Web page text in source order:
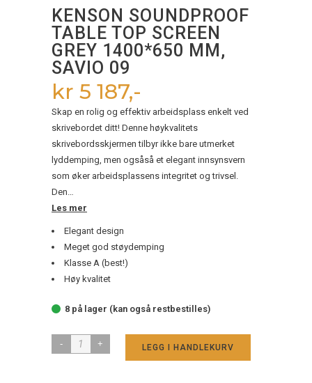
KENSON SOUNDPROOF
TABLE TOP SCREEN
GREY 1400*650 MM,
SAVIO 09
kr 5 187,-
Skap en rolig og effektiv arbeidsplass enkelt ved
skrivebordet ditt! Denne høykvalitets
skrivebordsskjermen tilbyr ikke bare utmerket
lyddemping, men ogsåså et elegant innsynsvern
som øker arbeidsplassens integritet og trivsel.
Den…
Les mer
Elegant design
Meget god støydemping
Klasse A (best!)
Høy kvalitet
8 på lager (kan også restbestilles)
Kenson
LEGG I HANDLEKURV